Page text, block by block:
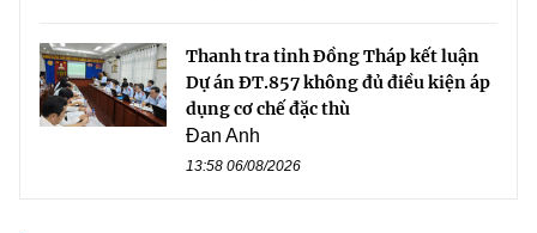
Thanh tra tỉnh Đồng Tháp kết luận
Dự án ĐT.857 không đủ điều kiện áp
dụng cơ chế đặc thù
Đan Anh
13:58 06/08/2026